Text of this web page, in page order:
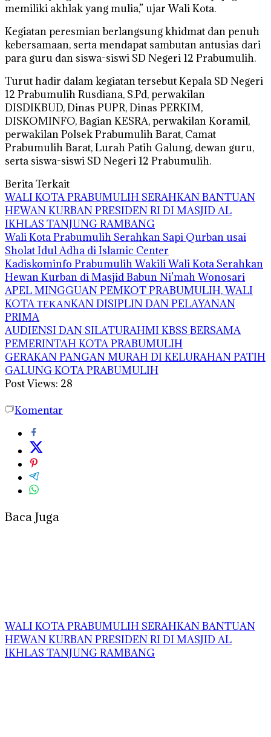
memiliki akhlak yang mulia,” ujar Wali Kota.
Kegiatan peresmian berlangsung khidmat dan penuh
kebersamaan, serta mendapat sambutan antusias dari
para guru dan siswa-siswi SD Negeri 12 Prabumulih.
Turut hadir dalam kegiatan tersebut Kepala SD Negeri
12 Prabumulih Rusdiana, S.Pd, perwakilan
DISDIKBUD, Dinas PUPR, Dinas PERKIM,
DISKOMINFO, Bagian KESRA, perwakilan Koramil,
perwakilan Polsek Prabumulih Barat, Camat
Prabumulih Barat, Lurah Patih Galung, dewan guru,
serta siswa-siswi SD Negeri 12 Prabumulih.
Berita Terkait
WALI KOTA PRABUMULIH SERAHKAN BANTUAN
HEWAN KURBAN PRESIDEN RI DI MASJID AL
IKHLAS TANJUNG RAMBANG
Wali Kota Prabumulih Serahkan Sapi Qurban usai
Sholat Idul Adha di Islamic Center
Kadiskominfo Prabumulih Wakili Wali Kota Serahkan
Hewan Kurban di Masjid Babun Ni’mah Wonosari
APEL MINGGUAN PEMKOT PRABUMULIH, WALI
KOTA ΤΕΚΑΝKAN DISIPLIN DAN PELAYANAN
PRIMA
AUDIENSI DAN SILATURAHMI KBSS BERSAMA
PEMERINTAH KOTA PRABUMULIH
GERAKAN PANGAN MURAH DI KELURAHAN PATIH
GALUNG KOTA PRABUMULIH
Post Views: 28
Komentar
Baca Juga
WALI KOTA PRABUMULIH SERAHKAN BANTUAN
HEWAN KURBAN PRESIDEN RI DI MASJID AL
IKHLAS TANJUNG RAMBANG